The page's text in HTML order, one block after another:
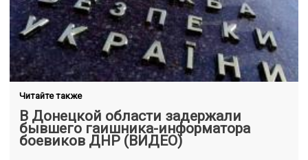
Читайте также
В Донецкой области задержали
бывшего гаишника-информатора
боевиков ДНР (ВИДЕО)